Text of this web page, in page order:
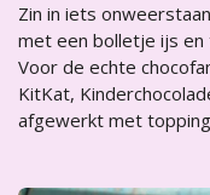
Zin in iets
met een bolletje ijs
Voor de echte
KitKat,
afgewerkt met